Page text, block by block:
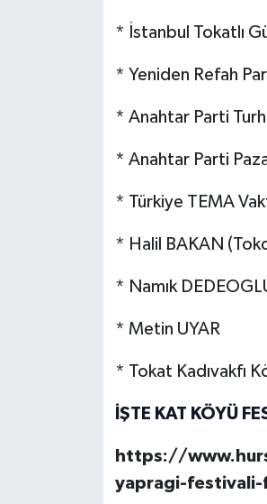
* İstanbul Tokatlı
* Yeniden Refah
* Anahtar Parti
* Anahtar Parti
* Türkiye TEMA
* Halil BAKAN
* Namık
* Metin UYAR
* Tokat Kadıvakfı
İŞTE KAT KÖYÜ
https://
yapragi-